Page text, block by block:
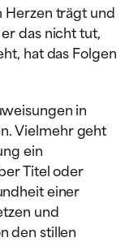
Herzen trägt und
das nicht tut,
hat das Folgen
in
Vielmehr geht
ein
Titel oder
einer
und
den stillen